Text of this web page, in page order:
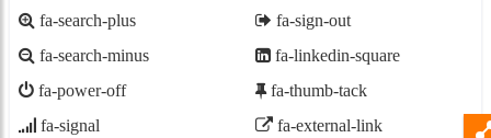
fa-search-plus
fa-search-minus
fa-power-off
fa-signal
fa-sign-out
fa-linkedin-square
fa-thumb-tack
fa-external-link